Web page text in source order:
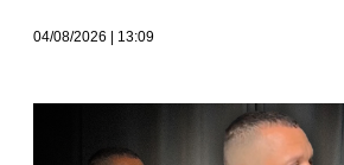
04/08/2026 13:09